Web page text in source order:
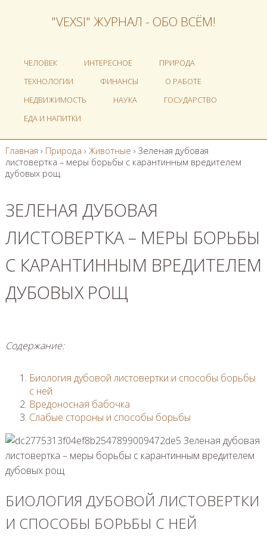
"VEXSI" ЖУРНАЛ - ОБО ВСЁМ!
ЧЕЛОВЕК ИНТЕРЕСНОЕ
ПРИРОДА
ТЕХНОЛОГИИ
ФИНАНСЫ
О РАБОТЕ
НЕДВИЖИМОСТЬ
НАУКА
ГОСУДАРСТВО
ЕДА И НАПИТКИ
Главная › Природа › Животные › Зеленая дубовая
листовертка – меры борьбы с карантинным вредителем
дубовых рощ
ЗЕЛЕНАЯ ДУБОВАЯ
ЛИСТОВЕРТКА – МЕРЫ БОРЬБЫ
С КАРАНТИННЫМ ВРЕДИТЕЛЕМ
ДУБОВЫХ РОЩ
Содержание:
Биология дубовой листовертки и способы борьбы
с ней
Вредоносная бабочка
Слабые стороны и способы борьбы
БИОЛОГИЯ ДУБОВОЙ ЛИСТОВЕРТКИ
И СПОСОБЫ БОРЬБЫ С НЕЙ